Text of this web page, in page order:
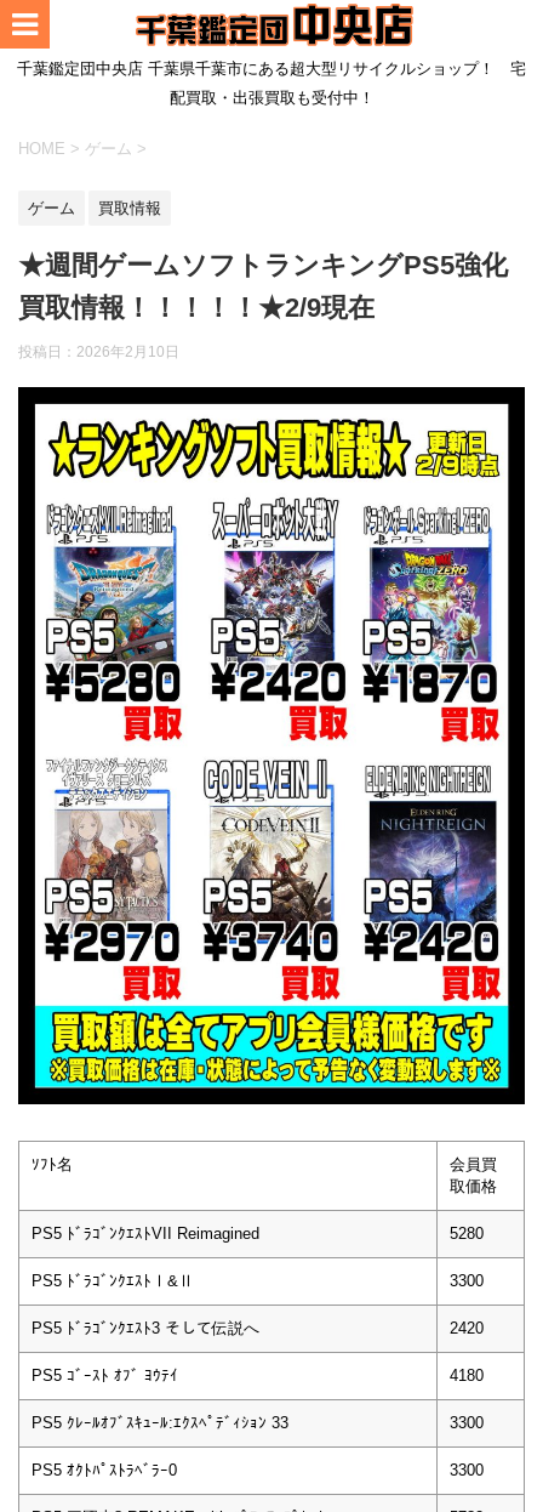
千葉鑑定団中央店 千葉県千葉市にある超大型リサイクルショップ！ 宅
配買取・出張買取も受付中！
HOME > ゲーム >
ゲーム 買取情報
★週間ゲームソフトランキングPS5強化
買取情報！！！！！★2/9現在
投稿日： 2026年2月10日
ｿﾌﾄ名
会員買
取価格
PS5 ﾄﾞﾗｺﾞﾝｸｴｽﾄVII Reimagined 5280
PS5 ﾄﾞﾗｺﾞﾝｸｴｽﾄⅠ&Ⅱ 3300
PS5 ﾄﾞﾗｺﾞﾝｸｴｽﾄ3 そして伝説へ 2420
PS5 ｺﾞｰｽﾄ ｵﾌﾞ ﾖｳﾃｲ 4180
PS5 ｸﾚｰﾙｵﾌﾞｽｷｭｰﾙ:ｴｸｽﾍﾟﾃﾞｨｼｮﾝ 33 3300
PS5 ｵｸﾄﾊﾟｽﾄﾗﾍﾞﾗｰ0 3300